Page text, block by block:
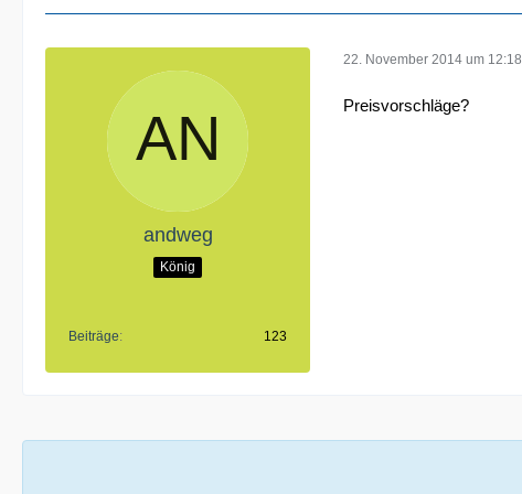
andweg
König
Beiträge 123
22. November 2014 um 12:18
Preisvorschläge?